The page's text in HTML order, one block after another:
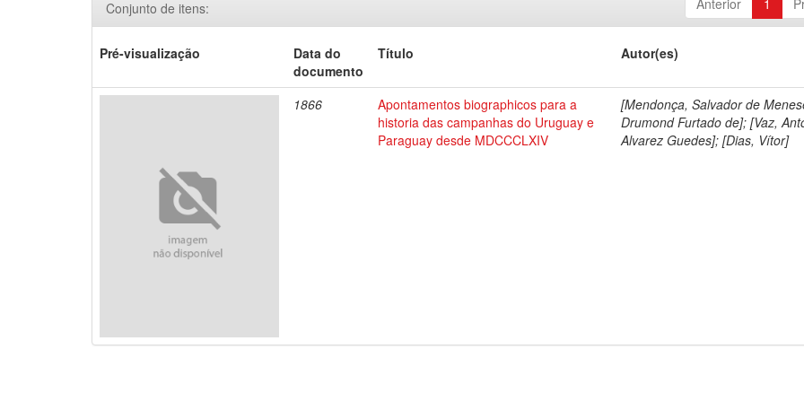
Anterior 1
Conjunto de itens:
Pré-visualização
Data do
documento
Título Autor(es)
1866
Apontamentos biographicos para a
historia das campanhas do Uruguay e
Paraguay desde MDCCCLXIV
[Mendonça, Salvador de
Drumond Furtado de]; [Vaz,
Alvarez Guedes]; [Dias, Vítor]